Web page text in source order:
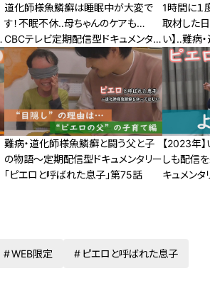
道化師様魚鱗癬は睡眠中が大変で
す！不眠不休‥母ちゃんのケアも…
CBCテレビ定期配信型ドキュメンタリ
ー「ピエロと呼ばれた息子」第４８話
1時間に１
取材した
い】‥難病
型ドキュ
た息子」
難病・道化師様魚鱗癬と闘う父と子
の物語～定期配信型ドキュメンタリー
「ピエロと呼ばれた息子」第75話
【2023年
しも配信
キュメンタ
WEB限定 ピエロと呼ばれた息子